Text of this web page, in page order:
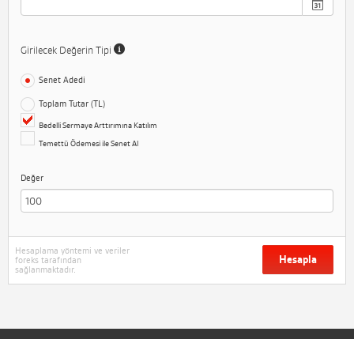
Girilecek Değerin Tipi
Senet Adedi
Toplam Tutar (TL)
Bedelli Sermaye Arttırımına Katılım
Temettü Ödemesi ile Senet Al
Değer
Hesaplama yöntemi ve veriler
foreks tarafından
sağlanmaktadır.
Hesapla